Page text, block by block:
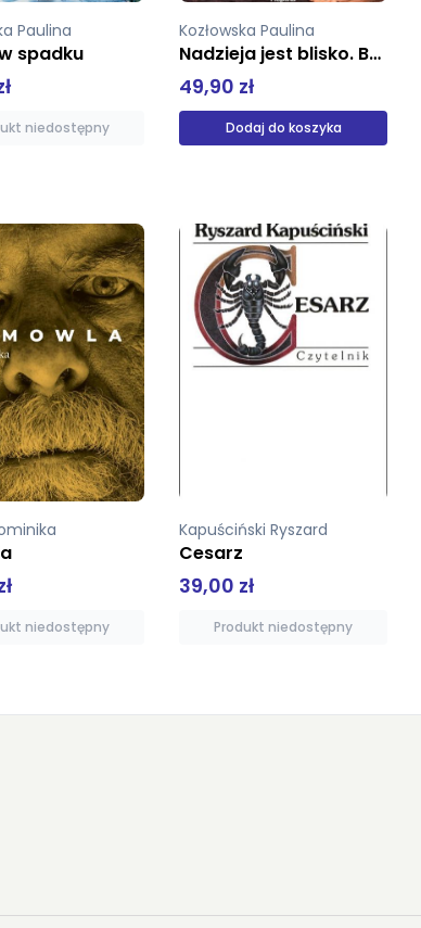
Paulina
do koszyka
Kozłowska Paulina
Domek w Niebiosach
44,90 zł
Produkt niedostępny
Ryszard
niedostępny
Kapuściński Ryszard
Wojna futbolowa
38,00 zł
Produkt niedostępny